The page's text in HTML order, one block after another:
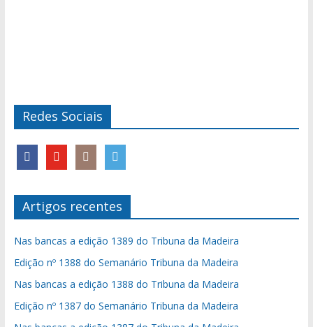
Redes Sociais
Artigos recentes
Nas bancas a edição 1389 do Tribuna da Madeira
Edição nº 1388 do Semanário Tribuna da Madeira
Nas bancas a edição 1388 do Tribuna da Madeira
Edição nº 1387 do Semanário Tribuna da Madeira